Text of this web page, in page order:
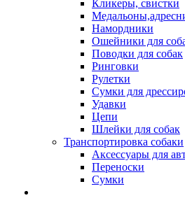
Кликеры, свистки
Намордники
Ошейники для
Поводки для собак
Ринговки
Рулетки
Сумки для
Удавки
Цепи
Шлейки для собак
Транспортировка собаки
Аксессуары для
Переноски
Сумки